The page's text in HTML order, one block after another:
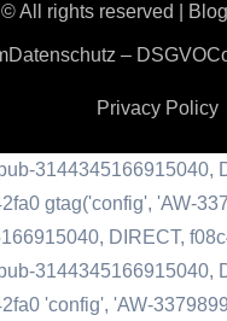
All rights reserved
Datenschutz – DSGVO
Privacy Policy
3144345166915040,
gtag('config', 'AW-
DIRECT,
3144345166915040,
'config', 'AW-